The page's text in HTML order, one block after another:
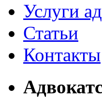
Услуги
Статьи
Контакты